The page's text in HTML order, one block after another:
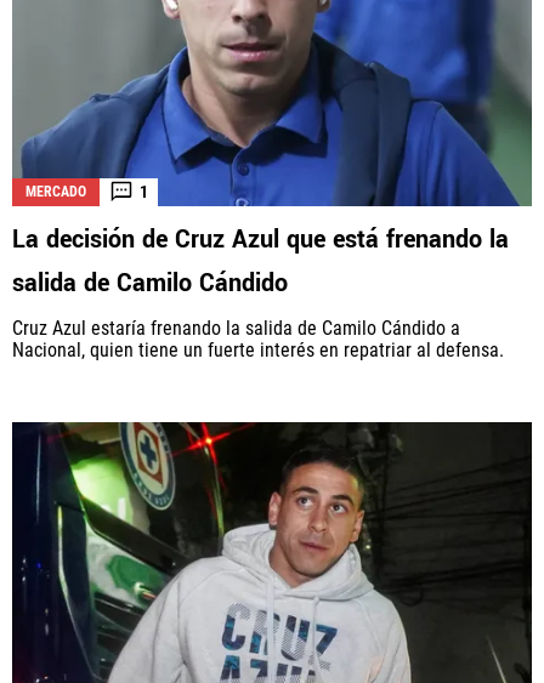
MERCADO 1
La decisión de Cruz Azul que está frenando la
salida de Camilo Cándido
Cruz Azul estaría frenando la salida de Camilo Cándido a
Nacional, quien tiene un fuerte interés en repatriar al defensa.